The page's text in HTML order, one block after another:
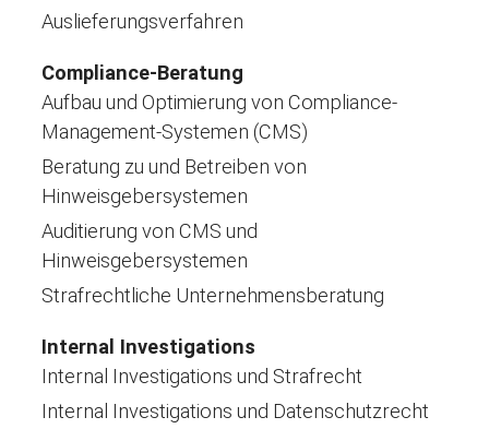
Auslieferungsverfahren
Compliance-Beratung
Aufbau und Optimierung von Compliance-
Management-Systemen (CMS)
Beratung zu und Betreiben von
Hinweisgebersystemen
Auditierung von CMS und
Hinweisgebersystemen
Strafrechtliche Unternehmensberatung
Internal Investigations
Internal Investigations und Strafrecht
Internal Investigations und Datenschutzrecht